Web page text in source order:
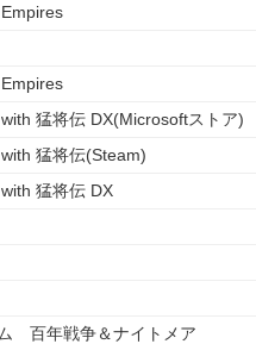
猛将伝 DX(Microsoftストア)
猛将伝(Steam)
猛将伝 DX
百年戦争＆ナイトメア